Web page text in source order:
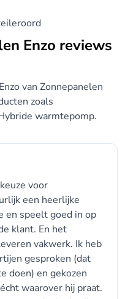
van Zonnepanelen
zoals
warmtepomp.
voor
een heerlijke
en speelt goed in op
klant. En het
vakwerk. Ik heb
gesproken (dat
doen) en gekozen
waarover hij praat.